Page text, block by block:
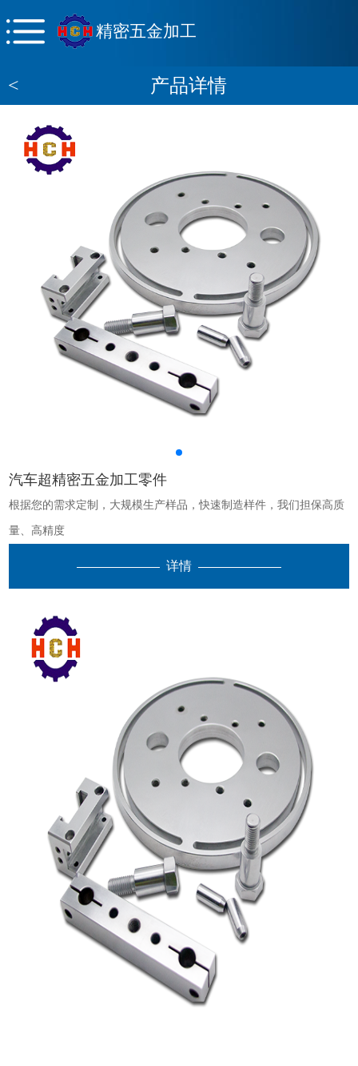
精密五金加工
< 产品详情
汽车超精密五金加工零件
根据您的需求定制，大规模生产样品，快速制造样件，我们担保高质
量、高精度
详情